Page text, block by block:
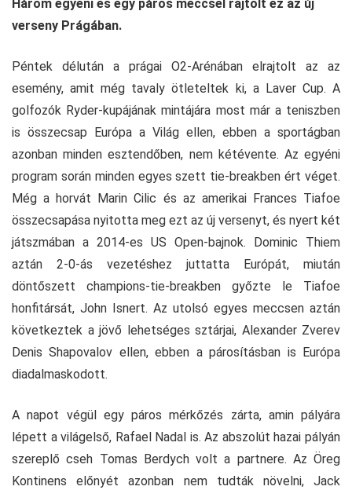
Három egyéni és egy páros meccsel rajtolt ez az új
verseny Prágában.
Péntek délután a prágai O2-Arénában elrajtolt az az
esemény, amit még tavaly ötleteltek ki, a Laver Cup. A
golfozók Ryder-kupájának mintájára most már a teniszben
is összecsap Európa a Világ ellen, ebben a sportágban
azonban minden esztendőben, nem kétévente. Az egyéni
program során minden egyes szett tie-breakben ért véget.
Még a horvát Marin Cilic és az amerikai Frances Tiafoe
összecsapása nyitotta meg ezt az új versenyt, és nyert két
játszmában a 2014-es US Open-bajnok. Dominic Thiem
aztán 2-0-ás vezetéshez juttatta Európát, miután
döntőszett champions-tie-breakben győzte le Tiafoe
honfitársát, John Isnert. Az utolsó egyes meccsen aztán
következtek a jövő lehetséges sztárjai, Alexander Zverev
Denis Shapovalov ellen, ebben a párosításban is Európa
diadalmaskodott.
A napot végül egy páros mérkőzés zárta, amin pályára
lépett a világelső, Rafael Nadal is. Az abszolút hazai pályán
szereplő cseh Tomas Berdych volt a partnere. Az Öreg
Kontinens előnyét azonban nem tudták növelni, Jack